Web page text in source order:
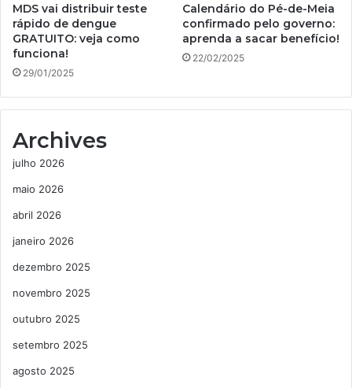
MDS vai distribuir teste
rápido de dengue
GRATUITO: veja como
funciona!
29/01/2025
Calendário do Pé-de-Meia
confirmado pelo governo:
aprenda a sacar benefício!
22/02/2025
Archives
julho 2026
maio 2026
abril 2026
janeiro 2026
dezembro 2025
novembro 2025
outubro 2025
setembro 2025
agosto 2025